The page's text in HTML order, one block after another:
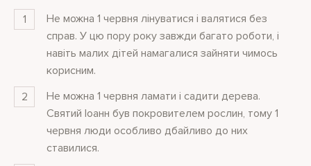
Не можна 1 червня лінуватися і валятися без
справ. У цю пору року завжди багато роботи, і
навіть малих дітей намагалися зайняти чимось
корисним.
Не можна 1 червня ламати і садити дерева.
Святий Іоанн був покровителем рослин, тому 1
червня люди особливо дбайливо до них
ставилися.